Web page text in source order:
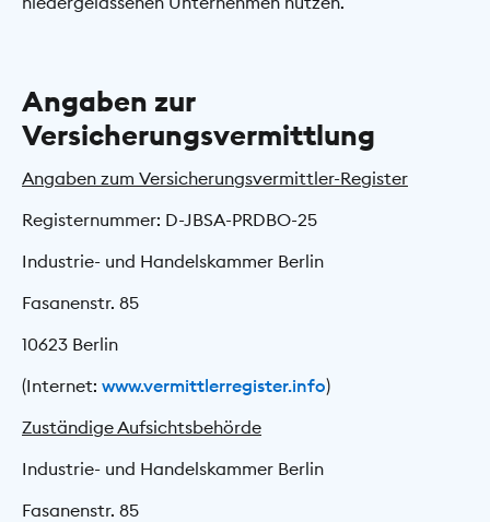
Angaben zur
Versicherungsvermittlung
Angaben zum Versicherungsvermittler-Register
Registernummer: D-JBSA-PRDBO-25
Industrie- und Handelskammer Berlin
Fasanenstr. 85
10623 Berlin
(Internet: www.vermittlerregister.info)
Zuständige Aufsichtsbehörde
Industrie- und Handelskammer Berlin
Fasanenstr. 85